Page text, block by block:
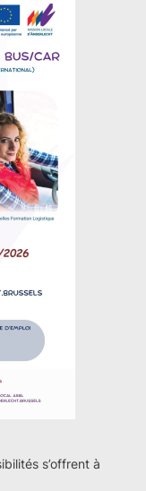
s’offrent à